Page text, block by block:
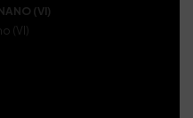
(VI)
(VI)